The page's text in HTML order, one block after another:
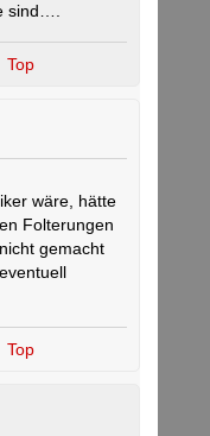
sind….
Top
wäre, hätte
Folterungen
gemacht
Top